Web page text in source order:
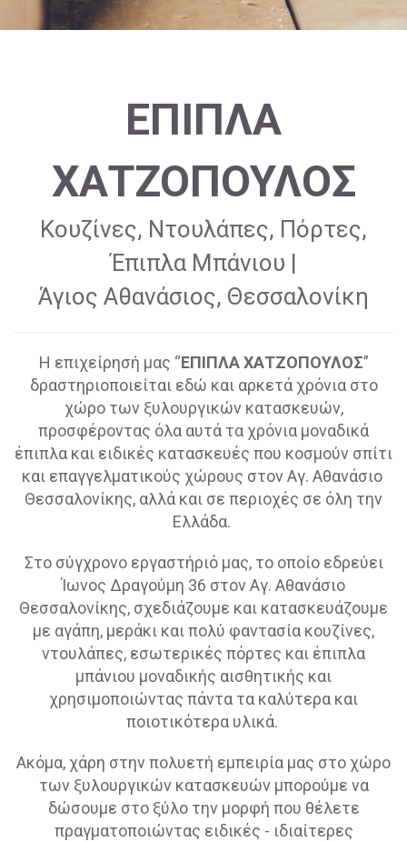
ΕΠΙΠΛΑ
ΧΑΤΖΟΠΟΥΛΟΣ
Κουζίνες, Ντουλάπες, Πόρτες,
Έπιπλα Μπάνιου |
Άγιος Αθανάσιος, Θεσσαλονίκη
Η επιχείρησή μας “ΕΠΙΠΛΑ ΧΑΤΖΟΠΟΥΛΟΣ”
δραστηριοποιείται εδώ και αρκετά χρόνια στο
χώρο των ξυλουργικών κατασκευών,
προσφέροντας όλα αυτά τα χρόνια μοναδικά
έπιπλα και ειδικές κατασκευές που κοσμούν σπίτι
και επαγγελματικούς χώρους στον Αγ. Αθανάσιο
Θεσσαλονίκης, αλλά και σε περιοχές σε όλη την
Ελλάδα.
Στο σύγχρονο εργαστήριό μας, το οποίο εδρεύει
Ίωνος Δραγούμη 36 στον Αγ. Αθανάσιο
Θεσσαλονίκης, σχεδιάζουμε και κατασκευάζουμε
με αγάπη, μεράκι και πολύ φαντασία κουζίνες,
ντουλάπες, εσωτερικές πόρτες και έπιπλα
μπάνιου μοναδικής αισθητικής και
χρησιμοποιώντας πάντα τα καλύτερα και
ποιοτικότερα υλικά.
Ακόμα, χάρη στην πολυετή εμπειρία μας στο χώρο
των ξυλουργικών κατασκευών μπορούμε να
δώσουμε στο ξύλο την μορφή που θέλετε
πραγματοποιώντας ειδικές - ιδιαίτερες